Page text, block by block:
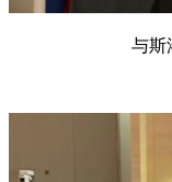
与斯